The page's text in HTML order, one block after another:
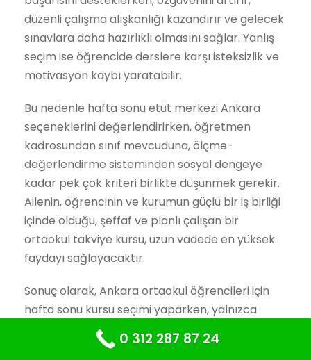
düzenli çalışma alışkanlığı kazandırır ve gelecek
sınavlara daha hazırlıklı olmasını sağlar. Yanlış
seçim ise öğrencide derslere karşı isteksizlik ve
motivasyon kaybı yaratabilir.
Bu nedenle hafta sonu etüt merkezi Ankara
seçeneklerini değerlendirirken, öğretmen
kadrosundan sınıf mevcuduna, ölçme-
değerlendirme sisteminden sosyal dengeye
kadar pek çok kriteri birlikte düşünmek gerekir.
Ailenin, öğrencinin ve kurumun güçlü bir iş birliği
içinde olduğu, şeffaf ve planlı çalışan bir
ortaokul takviye kursu, uzun vadede en yüksek
faydayı sağlayacaktır.
Sonuç olarak, Ankara ortaokul öğrencileri için
hafta sonu kursu seçimi yaparken, yalnızca
bugünkü notları değil, öğrencinin uzun vadeli
eğitim yolculuğunu da düşünmek en sağlıklı
0 312 287 87 24